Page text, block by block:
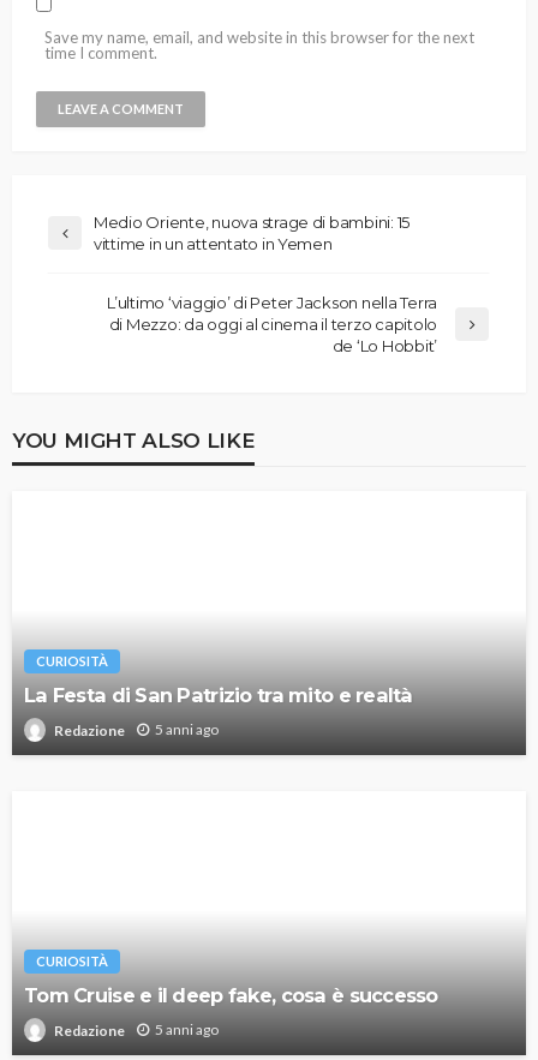
Save my name, email, and website in this browser for the next
time I comment.
Medio Oriente, nuova strage di bambini: 15
vittime in un attentato in Yemen
L’ultimo ‘viaggio’ di Peter Jackson nella Terra
di Mezzo: da oggi al cinema il terzo capitolo
de ‘Lo Hobbit’
YOU MIGHT ALSO LIKE
CURIOSITÀ
La Festa di San Patrizio tra mito e realtà
Redazione 5 anni ago
CURIOSITÀ
Tom Cruise e il deep fake, cosa è successo
Redazione 5 anni ago